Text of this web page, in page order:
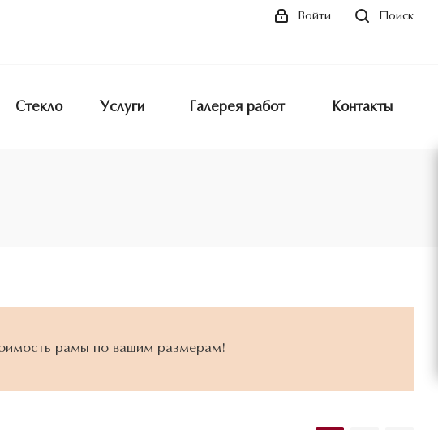
Поиск
Войти
Стекло Услуги Галерея работ Контакты
рамы по вашим размерам!